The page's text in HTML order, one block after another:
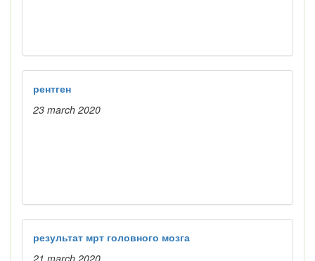
рентген
23 march 2020
результат мрт головного мозга
21 march 2020